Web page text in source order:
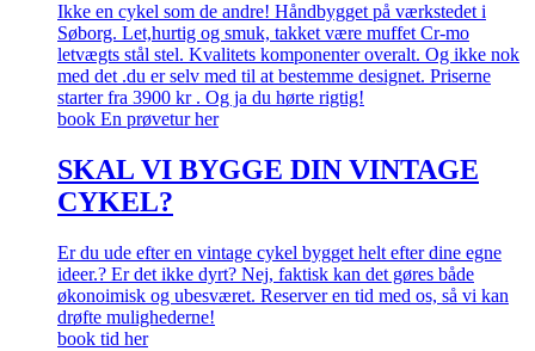
Ikke en cykel som de andre! Håndbygget på værkstedet i
Søborg. Let,hurtig og smuk, takket være muffet Cr-mo
letvægts stål stel. Kvalitets komponenter overalt. Og ikke nok
med det .du er selv med til at bestemme designet. Priserne
starter fra 3900 kr . Og ja du hørte rigtig!
book En prøvetur her
SKAL VI BYGGE DIN VINTAGE
CYKEL?
Er du ude efter en vintage cykel bygget helt efter dine egne
ideer.? Er det ikke dyrt? Nej, faktisk kan det gøres både
økonoimisk og ubesværet. Reserver en tid med os, så vi kan
drøfte mulighederne!
book tid her